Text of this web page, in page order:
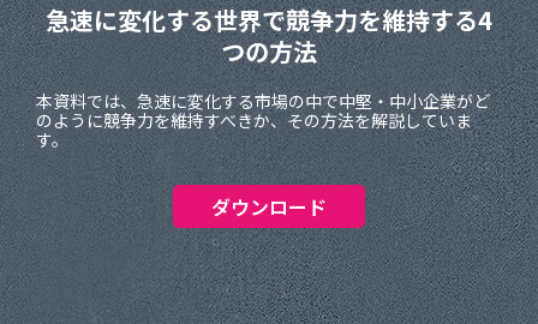
急速に変化する世界で競争力を維持する4
つの方法
本資料では、急速に変化する市場の中で中堅・中小企業がど
のように競争力を維持すべきか、その方法を解説していま
す。
ダウンロード